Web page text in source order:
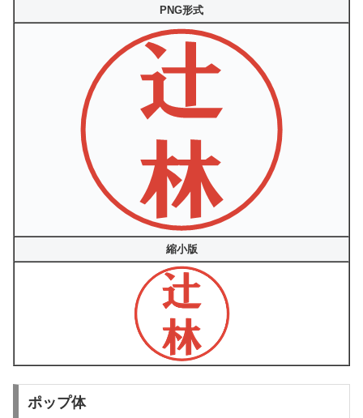
PNG形式
縮小版
ポップ体